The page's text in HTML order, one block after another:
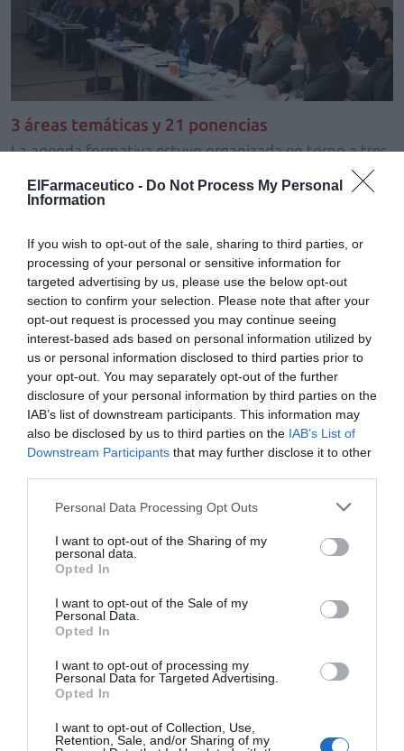
ElFarmaceutico - Do Not Process My Personal
Information
If you wish to opt-out of the sale, sharing to third parties, or
processing of your personal or sensitive information for
targeted advertising by us, please use the below opt-out
section to confirm your selection. Please note that after your
opt-out request is processed you may continue seeing
interest-based ads based on personal information utilized by
us or personal information disclosed to third parties prior to
your opt-out. You may separately opt-out of the further
disclosure of your personal information by third parties on the
IAB’s list of downstream participants. This information may
also be disclosed by us to third parties on the IAB’s List of
Downstream Participants that may further disclose it to other
Personal Data Processing Opt Outs
I want to opt-out of the Sharing of my
personal data.
Opted In
I want to opt-out of the Sale of my
Personal Data.
Opted In
I want to opt-out of processing my
Personal Data for Targeted Advertising.
Opted In
I want to opt-out of Collection, Use,
Retention, Sale, and/or Sharing of my
3 áreas temáticas y 21 ponencias
La agenda formativa estuvo organizada en torno a tres
ponencias:
contratos accesorios en la transmisión de oficinas de
farmacia, un tema esencial para garantizar la
seguridad y transparencia en las operaciones, además
de los retos legales que marcarán el año 2025.
Ámbito financiero: las ponencias abordaron
distintos temas como las tendencias fiscales para
2025 y sus implicaciones en el sector, y se
presentaron nuevas herramientas que permitirán
entrar en una profundidad de análisis aportando
seguridad tanto a la parte compradora como
vendedora.
Gestión y mercado farmacéutico: varios
departamentos, desde el área de Experiencia de
2025, que pasa por una diferenciación sostenible de
complementó con sesiones sobre la ciencia del
comportamiento o la evolución de la demanda de
poder asesorar con criterio a la hora de transmitir una
oficina de farmacia.
Transformación constante
Con más de 33 años de experiencia, Farmaconsulting
transformación. Por ello, esta jornada no solo se centró